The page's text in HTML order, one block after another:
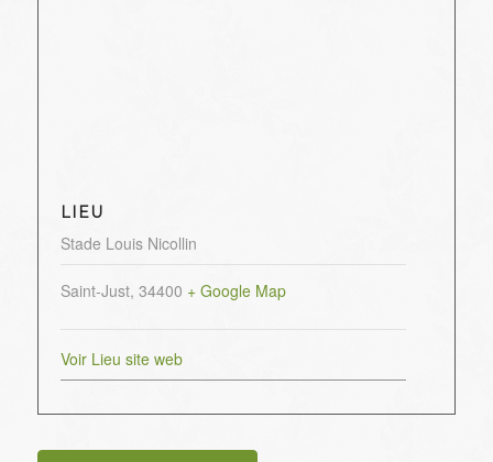
LIEU
Stade Louis Nicollin
Saint-Just, 34400 + Google Map
Voir Lieu site web